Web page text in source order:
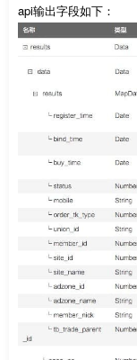
api输出字段如下：